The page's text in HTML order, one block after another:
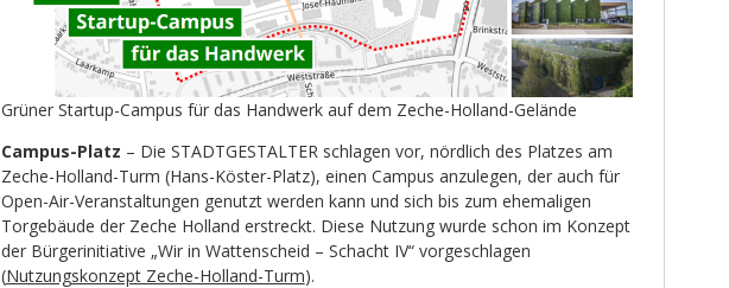
Grüner Startup-Campus für das Handwerk auf dem Zeche-Holland-Gelände
Campus-Platz – Die STADTGESTALTER schlagen vor, nördlich des Platzes am
Zeche-Holland-Turm (Hans-Köster-Platz), einen Campus anzulegen, der auch für
Open-Air-Veranstaltungen genutzt werden kann und sich bis zum ehemaligen
Torgebäude der Zeche Holland erstreckt. Diese Nutzung wurde schon im Konzept
der Bürgerinitiative „Wir in Wattenscheid – Schacht IV“ vorgeschlagen
(Nutzungskonzept Zeche-Holland-Turm).